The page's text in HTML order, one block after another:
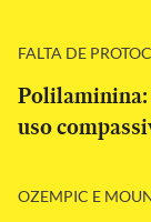
FALTA DE
Polilaminina:
uso
OZEMPIC E